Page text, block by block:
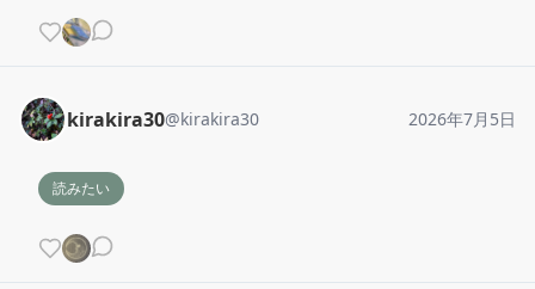
kirakira30@kirakira30 2026年7月5日
読みたい